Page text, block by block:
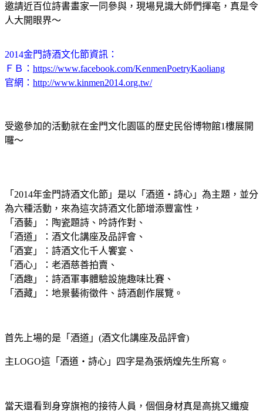
邀請近百位詩書畫家一同參與，現場見識大師們揮亳，真是令
人大開眼界～
2014金門詩酒文化節資訊：
ＦＢ： https://www.facebook.com/KenmenPoetryKaoliang
官網： http://www.kinmen2014.org.tw/
受邀參加的活動就在金門文化園區的歷史民俗博物館1樓展開
囉～
「2014年金門詩酒文化節」是以「酒道‧詩心」為主題，並分
為六種活動，來為這次詩酒文化節增添豐富性，
「酒藝」：陶瓷題詩、吟詩作對、
「酒道」：酒文化講座及品評會、
「酒宴」：詩酒文化千人饗宴、
「酒心」：老酒慈善拍賣、
「酒趣」：詩酒軍事體驗設施趣味比賽、
「酒藏」：地景藝術徵件、詩酒創作展覽。
首先上場的是 「酒道」(酒文化講座及品評會)
主LOGO這「酒道‧詩心」四字是為張炳煌先生所寫。
當天還看到身穿旗袍的接待人員，個個身材真是高挑又纖瘦